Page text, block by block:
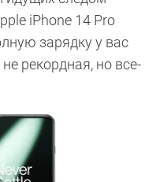
iPhone 14 Pro
зарядку у вас
рекордная, но все-